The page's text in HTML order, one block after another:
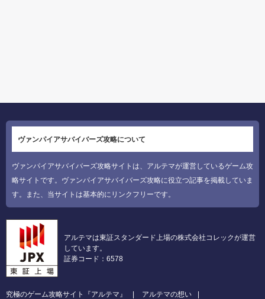
ヴァンパイアサバイバーズ攻略について
ヴァンパイアサバイバーズ攻略サイトは、アルテマが運営しているゲーム攻
略サイトです。ヴァンパイアサバイバーズ攻略に役立つ記事を掲載していま
す。また、当サイトは基本的にリンクフリーです。
アルテマは東証スタンダード上場の株式会社コレックが運営
しています。
証券コード：6578
究極のゲーム攻略サイト『アルテマ』 アルテマの想い